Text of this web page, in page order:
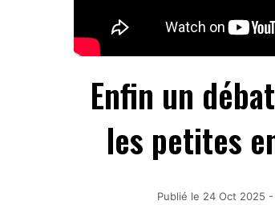
Enfin un
les petites
Publié le 24 Oct 2025 -